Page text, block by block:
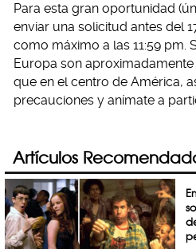
Para esta gran oportunidad
enviar una solicitud antes del
como máximo a las 11:59 pm.
Europa son
que en el centro de América,
precauciones y anímate a
Artículos